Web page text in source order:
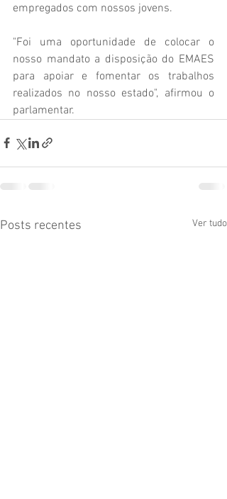
empregados com nossos jovens.
"Foi uma oportunidade de colocar o
nosso mandato a disposição do EMAES
para apoiar e fomentar os trabalhos
realizados no nosso estado", afirmou o
parlamentar.
Posts recentes Ver tudo